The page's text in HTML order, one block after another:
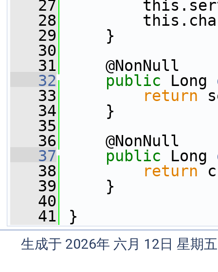
   27
   28
   29
}
   30
   31
@NonNull
   32
public Long
   33
return
   34
}
   35
   36
@NonNull
   37
public Long
   38
return
   39
}
   40
   41
}
生成于 2026年 六月 12日 星期